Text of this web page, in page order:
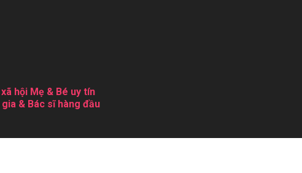
hội Mẹ & Bé uy tín
& Bác sĩ hàng đầu